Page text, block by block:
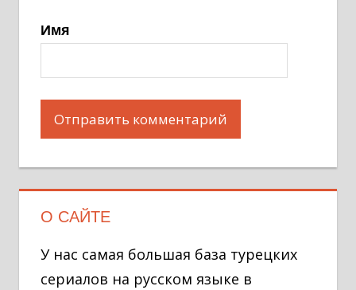
Имя
О САЙТЕ
У нас самая большая база турецких
сериалов на русском языке в